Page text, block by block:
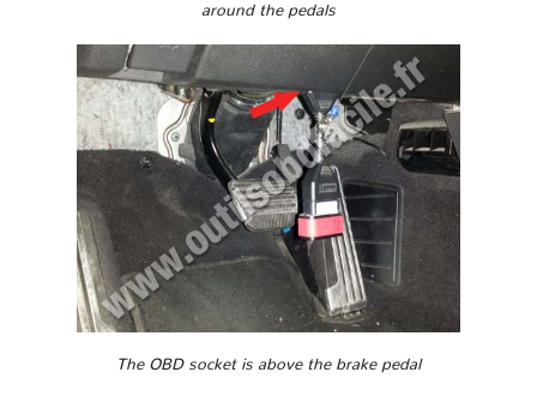
around the pedals
The OBD socket is above the brake pedal